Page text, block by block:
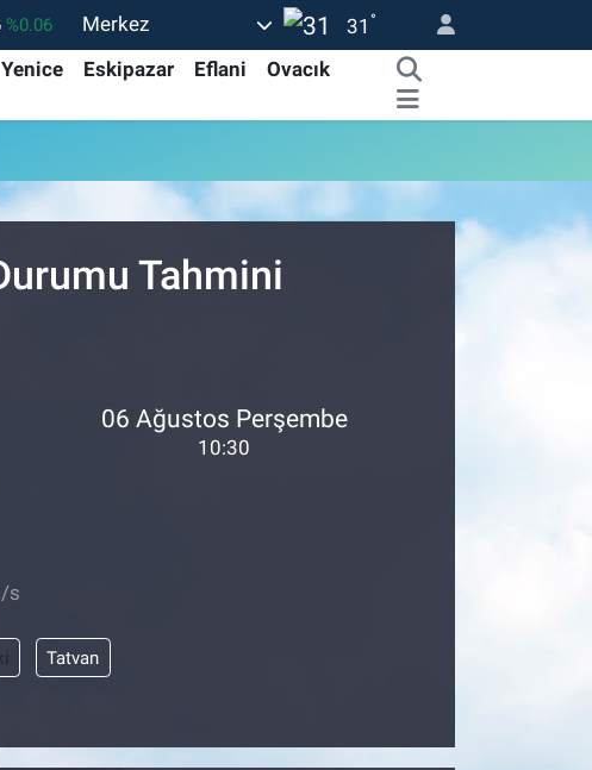
%0.06
%0.1
%0
Merkez 31 °
Yenice Eskipazar Eflani
Ovacık
Tahmini
06 Ağustos Perşembe
10:30
s
Tatvan